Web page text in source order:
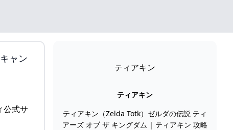
ャン
ティアキン
ティアキン
ティアキン（Zelda Totk）ゼルダの伝説 ティ
アーズ オブ ザ キングダム | ティアキン 攻略